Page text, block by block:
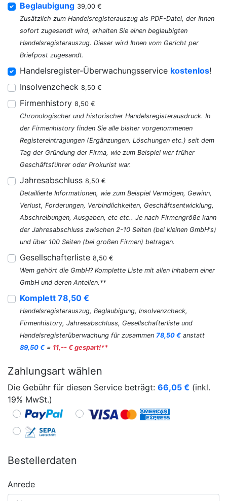
Beglaubigung 39,00 €
Zusätzlich zum Handelsregisterauszug als PDF-Datei, der Ihnen
sofort zugesandt wird, erhalten Sie einen beglaubigten
Handelsregisterauszug. Dieser wird Ihnen vom Gericht per
Briefpost zugesandt.
Handelsregister-Überwachungsservice kostenlos!
Insolvenzcheck 8,50 €
Firmenhistory 8,50 €
Chronologischer und historischer Handelsregisterausdruck. In
der Firmenhistory finden Sie alle bisher vorgenommenen
Registereintragungen (Ergänzungen, Löschungen etc.) seit dem
Tag der Gründung der Firma, wie zum Beispiel wer früher
Geschäftsführer oder Prokurist war.
Jahresabschluss 8,50 €
Detaillierte Informationen, wie zum Beispiel Vermögen, Gewinn,
Verlust, Forderungen, Verbindlichkeiten, Geschäftsentwicklung,
Abschreibungen, Ausgaben, etc etc.. Je nach Firmengröße kann
der Jahresabschluss zwischen 2-10 Seiten (bei kleinen GmbH's)
und über 100 Seiten (bei großen Firmen) betragen.
Gesellschafterliste 8,50 €
Wem gehört die GmbH? Komplette Liste mit allen Inhabern einer
GmbH und deren Anteilen.**
Komplett 78,50 €
Handelsregisterauszug, Beglaubigung, Insolvenzcheck,
Firmenhistory, Jahresabschluss, Gesellschafterliste und
Handelsregisterüberwachung für zusammen 78,50 € anstatt
89,50 € = 11,-- € gespart!**
Zahlungsart wählen
Die Gebühr für diesen Service beträgt: 66,05 € (inkl.
19% MwSt.)
Bestellerdaten
Anrede